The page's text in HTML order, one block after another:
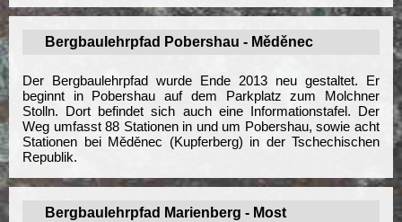
Bergbaulehrpfad Pobershau - Měděnec
Der Bergbaulehrpfad wurde Ende 2013 neu gestaltet. Er
beginnt in Pobershau auf dem Parkplatz zum Molchner
Stolln. Dort befindet sich auch eine Informationstafel. Der
Weg umfasst 88 Stationen in und um Pobershau, sowie acht
Stationen bei Měděnec (Kupferberg) in der Tschechischen
Republik.
Bergbaulehrpfad Marienberg - Most